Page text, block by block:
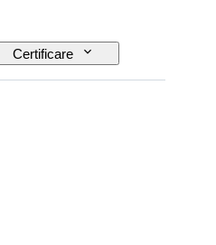
Certificare
Reserve